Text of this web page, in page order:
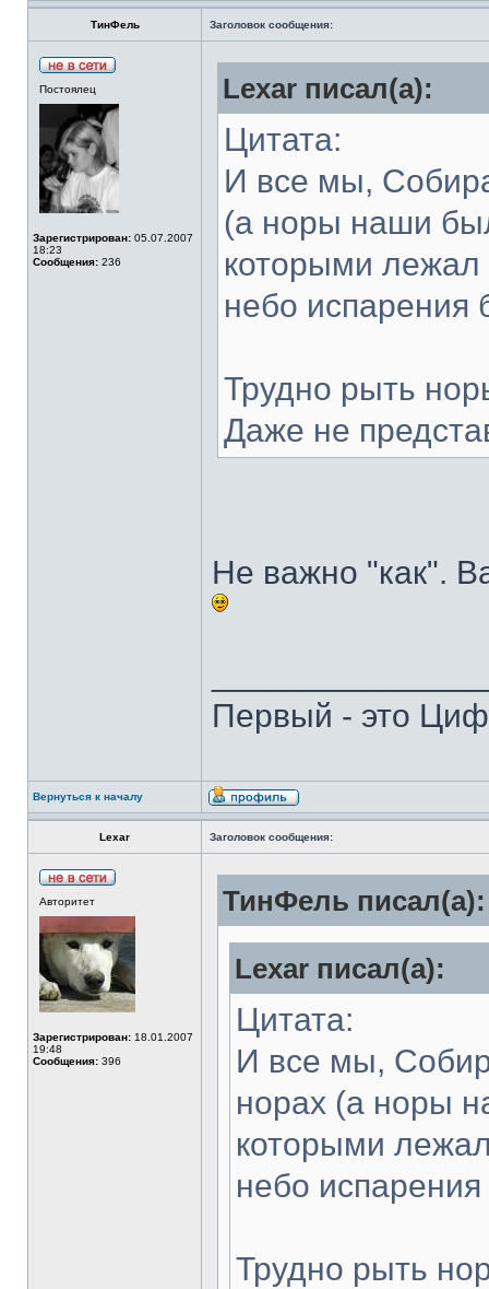
ТинФель Заголовок сообщения:
Постоялец
Зарегистрирован: 05.07.2007
18:23
Сообщения: 236
Lexar писал(а):
Цитата:
И все мы,
(а норы наши
которыми лежал
небо испарения
Трудно рыть
Даже не
Не важно "как".
Первый - это
Вернуться к началу
Lexar Заголовок сообщения:
Авторитет
Зарегистрирован: 18.01.2007
19:48
Сообщения: 396
ТинФель писал(а):
Lexar писал(а):
Цитата:
И все мы,
норах (а норы
которыми
небо испарения
Трудно рыть